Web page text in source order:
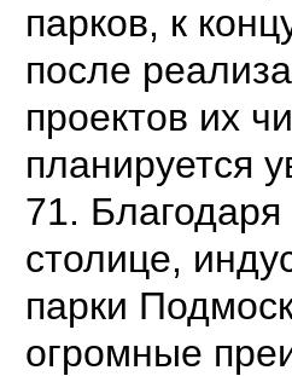
парков, к
после
проектов их
планируется
71. Благодаря
столице,
парки
огромные